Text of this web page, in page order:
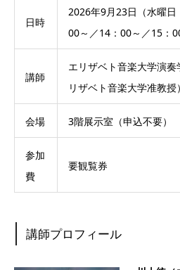
日時
2026年9月23日（水曜日
00～／14：00～／15：
講師
エリザベト音楽大学演
リザベト音楽大学准教授
会場 3階展示室（申込不要）
参加
費
要観覧券
講師プロフィール